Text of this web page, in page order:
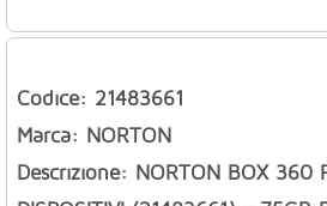
Codice: 21483661
Marca: NORTON
Descrizione: NORTON BOX 360